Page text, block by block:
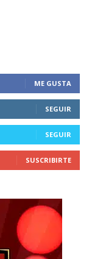
ME GUSTA
SEGUIR
SEGUIR
SUSCRIBIRTE